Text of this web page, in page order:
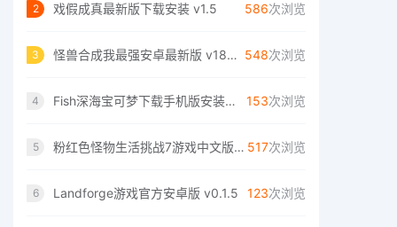
2 戏假成真最新版下载安装 v1.5 586次浏览
3 怪兽合成我最强安卓最新版 v189.1.0 548次浏览
4 Fish深海宝可梦下载手机版安装包 v2.0.3 153次浏览
5 粉红色怪物生活挑战7游戏中文版 v1.0 517次浏览
6 Landforge游戏官方安卓版 v0.1.5 123次浏览